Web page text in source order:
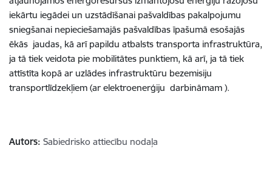
iekārtu iegādei un uzstādīšanai pašvaldības pakalpojumu
sniegšanai nepieciešamajās pašvaldības īpašumā esošajās
ēkās jaudas, kā arī papildu atbalsts transporta infrastruktūra,
ja tā tiek veidota pie mobilitātes punktiem, kā arī, ja tā tiek
attīstīta kopā ar uzlādes infrastruktūru bezemisiju
transportlīdzekļiem (ar elektroenerģiju darbināmam ).
Autors: Sabiedrisko attiecību nodaļa